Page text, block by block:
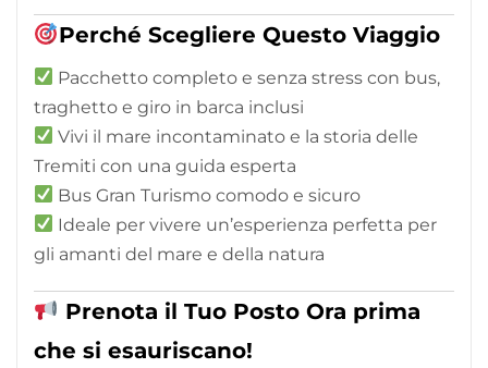
Perché Scegliere Questo Viaggio
Pacchetto completo e senza stress con bus,
traghetto e giro in barca inclusi
Vivi il mare incontaminato e la storia delle
Tremiti con una guida esperta
Bus Gran Turismo comodo e sicuro
Ideale per vivere un’esperienza perfetta per
gli amanti del mare e della natura
Prenota il Tuo Posto Ora prima
che si esauriscano!